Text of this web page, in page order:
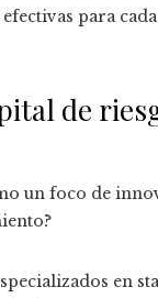
para cada
de
un foco de
en